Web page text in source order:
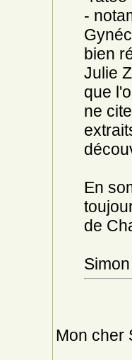
-
bien
Julie
que
ne
En
de
Mon cher